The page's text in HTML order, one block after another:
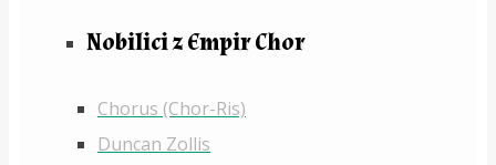
Nobilici z Empir Chor
Chorus (Chor-Ris)
Duncan Zollis